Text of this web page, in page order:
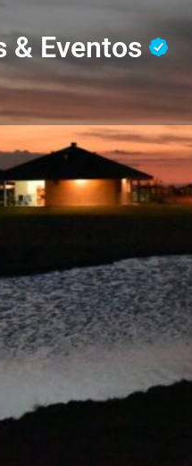
& Eventos
se originó con la intención de
situado en Atalaya -un
tiempo libre durante todo el
rutas, lo hacen un lugar